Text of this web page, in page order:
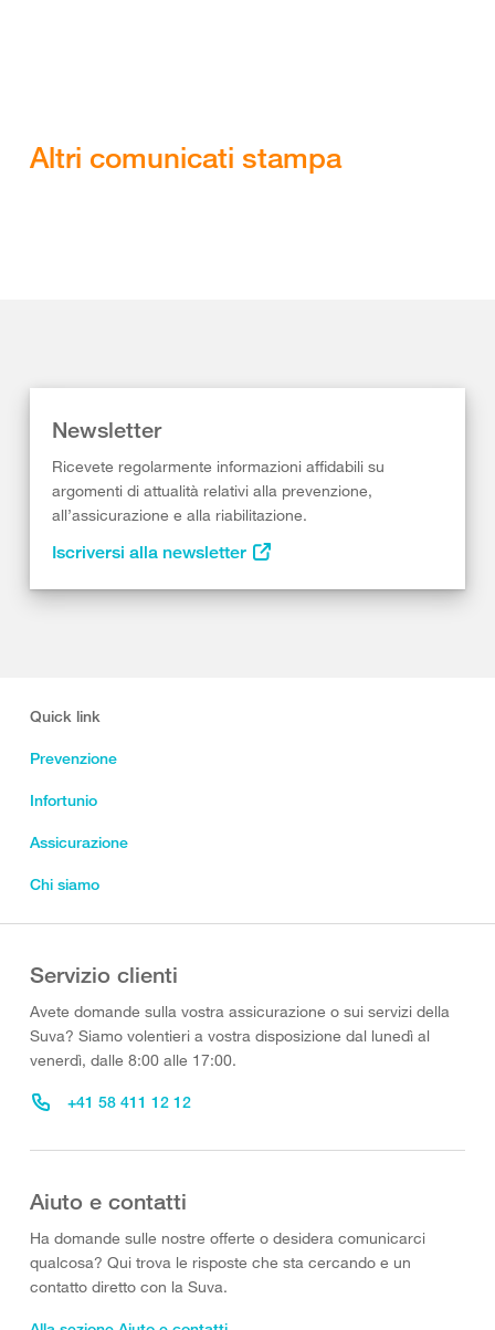
Altri comunicati stampa
Newsletter
Ricevete regolarmente informazioni affidabili su
argomenti di attualità relativi alla prevenzione,
all’assicurazione e alla riabilitazione.
Iscriversi alla newsletter
Quick link
Prevenzione
Infortunio
Assicurazione
Chi siamo
Servizio clienti
Avete domande sulla vostra assicurazione o sui servizi della
Suva? Siamo volentieri a vostra disposizione dal lunedì al
venerdì, dalle 8:00 alle 17:00.
+41 58 411 12 12
Aiuto e contatti
Ha domande sulle nostre offerte o desidera comunicarci
qualcosa? Qui trova le risposte che sta cercando e un
contatto diretto con la Suva.